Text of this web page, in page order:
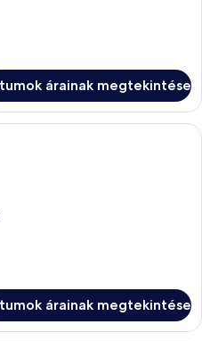
árainak megtekintése
Egy szállodai szoba, melyben zöld,
árainak megtekintése